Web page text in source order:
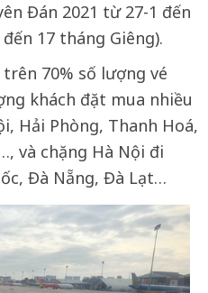
Đán 2021 từ 27-1 đến
17 tháng Giêng).
70% số lượng vé
khách đặt mua nhiều
Hải Phòng, Thanh Hoá,
và chặng Hà Nội đi
Đà Nẵng, Đà Lạt…